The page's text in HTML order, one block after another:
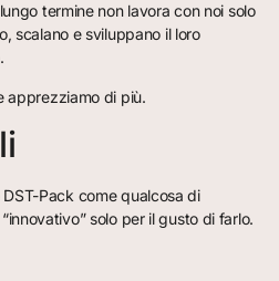
termine non lavora con noi solo
scalano e sviluppano il loro
apprezziamo di più.
Pack come qualcosa di
solo per il gusto di farlo.